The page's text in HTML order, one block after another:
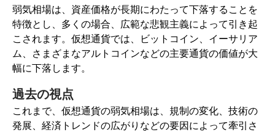
弱気相場は、資産価格が長期にわたって下落することを
特徴とし、多くの場合、広範な悲観主義によって引き起
こされます。仮想通貨では、ビットコイン、イーサリア
ム、さまざまなアルトコインなどの主要通貨の価値が大
幅に下落します。
過去の視点
これまで、仮想通貨の弱気相場は、規制の変化、技術の
発展、経済トレンドの広がりなどの要因によって牽引さ